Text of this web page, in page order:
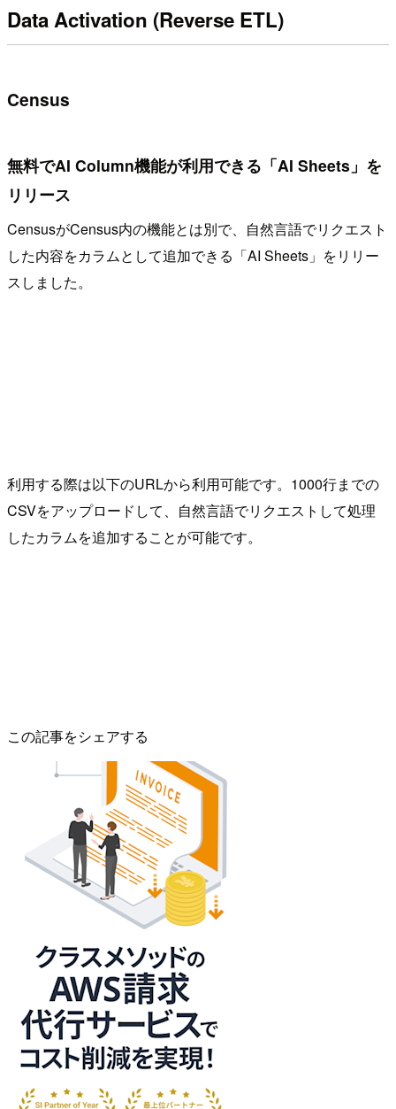
Data Activation (Reverse ETL)
Census
無料でAI Column機能が利用できる「AI Sheets」を
リリース
CensusがCensus内の機能とは別で、自然言語でリクエスト
した内容をカラムとして追加できる「AI Sheets」をリリー
スしました。
利用する際は以下のURLから利用可能です。1000行までの
CSVをアップロードして、自然言語でリクエストして処理
したカラムを追加することが可能です。
この記事をシェアする